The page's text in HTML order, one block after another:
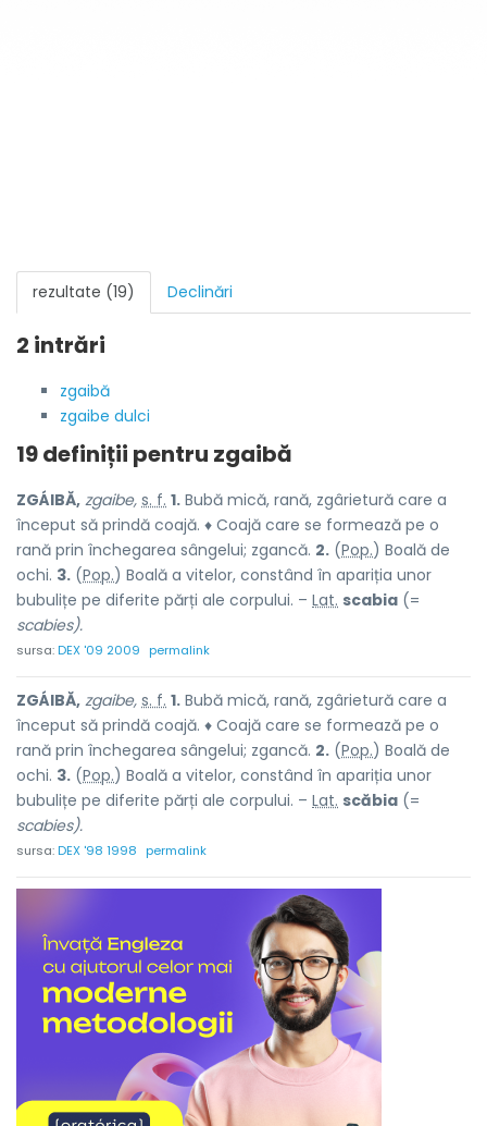
rezultate (19) Declinări
2 intrări
zgaibă
zgaibe dulci
19 definiții pentru zgaibă
ZGÁIBĂ, zgaibe, s. f. 1. Bubă mică, rană, zgârietură care a
început să prindă coajă. ♦ Coajă care se formează pe o
rană prin închegarea sângelui; zgancă. 2. (Pop.) Boală de
ochi. 3. (Pop.) Boală a vitelor, constând în apariția unor
bubulițe pe diferite părți ale corpului. – Lat. scabia (=
scabies).
sursa:DEX '09 2009 permalink
ZGÁIBĂ, zgaibe, s. f. 1. Bubă mică, rană, zgârietură care a
început să prindă coajă. ♦ Coajă care se formează pe o
rană prin închegarea sângelui; zgancă. 2. (Pop.) Boală de
ochi. 3. (Pop.) Boală a vitelor, constând în apariția unor
bubulițe pe diferite părți ale corpului. – Lat. scăbia (=
scabies).
sursa:DEX '98 1998 permalink